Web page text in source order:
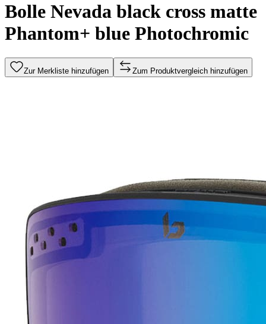
Bolle Nevada black cross matte
Phantom+ blue Photochromic
Zur Merkliste hinzufügen Zum Produktvergleich hinzufügen